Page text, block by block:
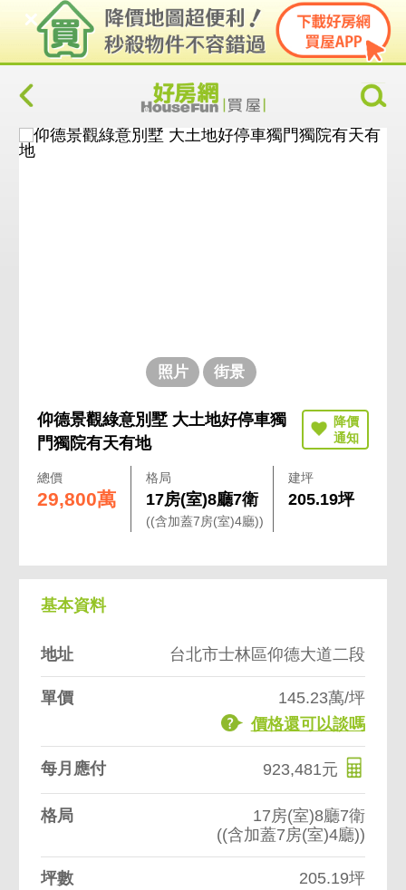
照片 街景
仰德景觀綠意別墅 大土地好停車獨
門獨院有天有地
總價
29,800萬
格局
17房(室)8廳7衛
((含加蓋7房(室)4廳))
建坪
205.19坪
基本資料
地址 台北市士林區仰德大道二段
單價
145.23萬/坪
價格還可以談嗎
每月應付 923,481元
格局
17房(室)8廳7衛
((含加蓋7房(室)4廳))
坪數 205.19坪